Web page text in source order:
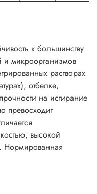
к большинству
и микроорганизмов
растворах
отбелке,
на истирание
превосходит
высокой
Нормированная